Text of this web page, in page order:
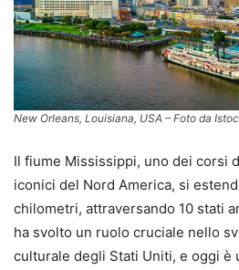
New Orleans, Louisiana, USA – Foto da
Il fiume Mississippi, uno dei corsi
iconici del Nord America, si
chilometri, attraversando 10 stati
ha svolto un ruolo cruciale nello
culturale degli Stati Uniti, e oggi è